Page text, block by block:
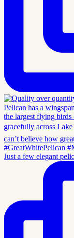
Just a few elegant